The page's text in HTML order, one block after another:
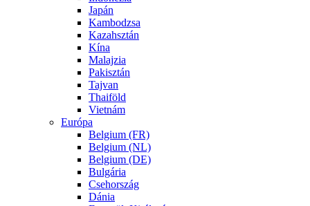
Japán
Kambodzsa
Kazahsztán
Kína
Malajzia
Pakisztán
Tajvan
Thaiföld
Vietnám
Európa
Belgium (FR)
Belgium (NL)
Belgium (DE)
Bulgária
Csehország
Dánia